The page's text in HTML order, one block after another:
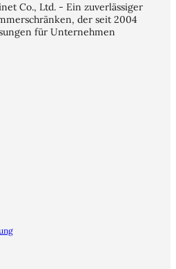
Co., Ltd. - Ein zuverlässiger
der seit 2004
für Unternehmen